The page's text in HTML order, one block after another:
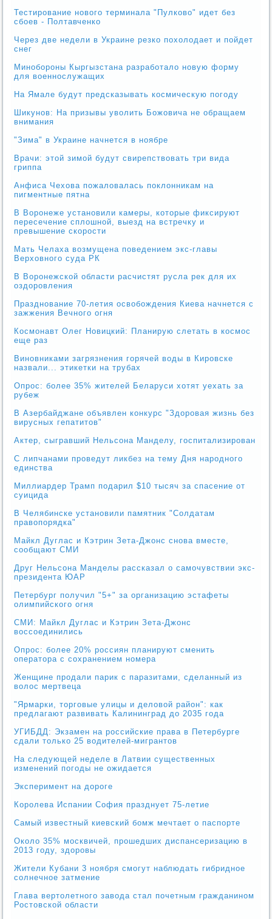
Тестирование нового терминала "Пулково" идет без
сбоев - Полтавченко
Через две недели в Украине резко похолодает и пойдет
снег
Минобороны Кыргызстана разработало новую форму
для военнослужащих
На Ямале будут предсказывать космическую погоду
Шикунов: На призывы уволить Божовича не обращаем
внимания
"Зима" в Украине начнется в ноябре
Врачи: этой зимой будут свирепствовать три вида
гриппа
Анфиса Чехова пожаловалась поклонникам на
пигментные пятна
В Воронеже установили камеры, которые фиксируют
пересечение сплошной, выезд на встречку и
превышение скорости
Мать Челаха возмущена поведением экс-главы
Верховного суда РК
В Воронежской области расчистят русла рек для их
оздоровления
Празднование 70-летия освобождения Киева начнется с
зажжения Вечного огня
Космонавт Олег Новицкий: Планирую слетать в космос
еще раз
Виновниками загрязнения горячей воды в Кировске
назвали... этикетки на трубах
Опрос: более 35% жителей Беларуси хотят уехать за
рубеж
В Азербайджане объявлен конкурс "Здоровая жизнь без
вирусных гепатитов"
Актер, сыгравший Нельсона Манделу, госпитализирован
С липчанами проведут ликбез на тему Дня народного
единства
Миллиардер Трамп подарил $10 тысяч за спасение от
суицида
В Челябинске установили памятник "Солдатам
правопорядка"
Майкл Дуглас и Кэтрин Зета-Джонс снова вместе,
сообщают СМИ
Друг Нельсона Манделы рассказал о самочувствии экс-
президента ЮАР
Петербург получил "5+" за организацию эстафеты
олимпийского огня
СМИ: Майкл Дуглас и Кэтрин Зета-Джонс
воссоединились
Опрос: более 20% россиян планируют сменить
оператора с сохранением номера
Женщине продали парик с паразитами, сделанный из
волос мертвеца
"Ярмарки, торговые улицы и деловой район": как
предлагают развивать Калининград до 2035 года
УГИБДД: Экзамен на российские права в Петербурге
сдали только 25 водителей-мигрантов
На следующей неделе в Латвии существенных
изменений погоды не ожидается
Эксперимент на дороге
Королева Испании София празднует 75-летие
Самый известный киевский бомж мечтает о паспорте
Около 35% москвичей, прошедших диспансеризацию в
2013 году, здоровы
Жители Кубани 3 ноября смогут наблюдать гибридное
солнечное затмение
Глава вертолетного завода стал почетным гражданином
Ростовской области